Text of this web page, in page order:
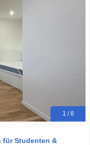
1 / 8
für Studenten &